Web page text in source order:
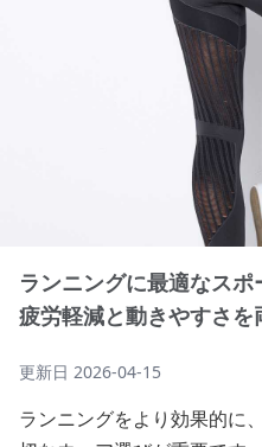
ランニングに最適なスポ
疲労軽減と動きやすさを
更新日 2026-04-15
ランニングをより効果的に